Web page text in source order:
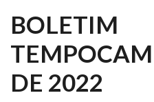
BOLETIM
DE 2022